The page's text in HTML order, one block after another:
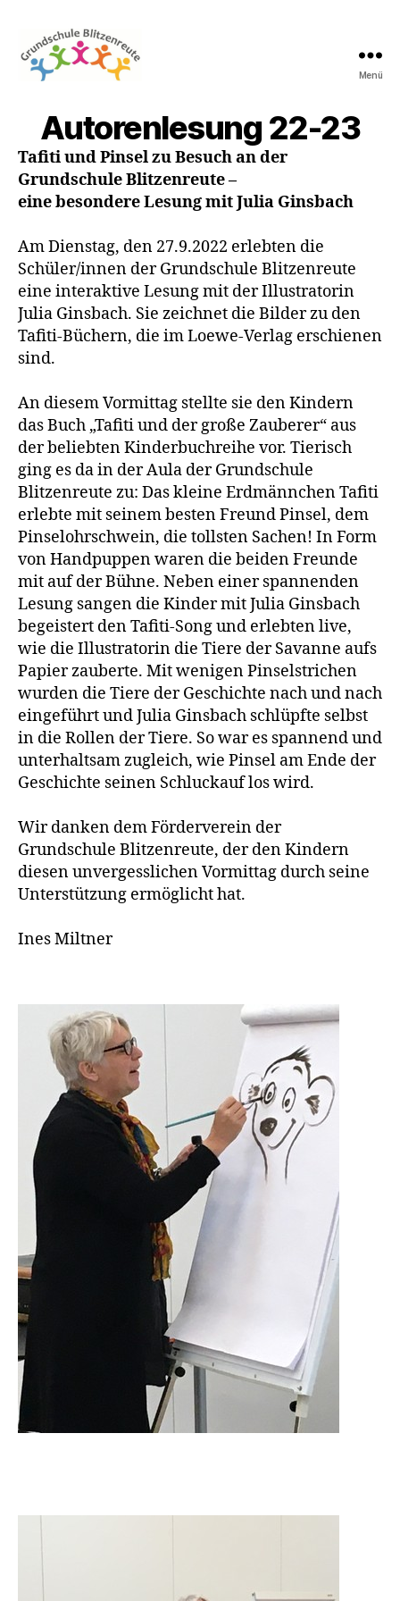
Menü
Autorenlesung 22-23
Tafiti und Pinsel zu Besuch an der
Grundschule Blitzenreute –
eine besondere Lesung mit Julia Ginsbach
Am Dienstag, den 27.9.2022 erlebten die
Schüler/innen der Grundschule Blitzenreute
eine interaktive Lesung mit der Illustratorin
Julia Ginsbach. Sie zeichnet die Bilder zu den
Tafiti-Büchern, die im Loewe-Verlag erschienen
sind.
An diesem Vormittag stellte sie den Kindern
das Buch „Tafiti und der große Zauberer“ aus
der beliebten Kinderbuchreihe vor. Tierisch
ging es da in der Aula der Grundschule
Blitzenreute zu: Das kleine Erdmännchen Tafiti
erlebte mit seinem besten Freund Pinsel, dem
Pinselohrschwein, die tollsten Sachen! In Form
von Handpuppen waren die beiden Freunde
mit auf der Bühne. Neben einer spannenden
Lesung sangen die Kinder mit Julia Ginsbach
begeistert den Tafiti-Song und erlebten live,
wie die Illustratorin die Tiere der Savanne aufs
Papier zauberte. Mit wenigen Pinselstrichen
wurden die Tiere der Geschichte nach und nach
eingeführt und Julia Ginsbach schlüpfte selbst
in die Rollen der Tiere. So war es spannend und
unterhaltsam zugleich, wie Pinsel am Ende der
Geschichte seinen Schluckauf los wird.
Wir danken dem Förderverein der
Grundschule Blitzenreute, der den Kindern
diesen unvergesslichen Vormittag durch seine
Unterstützung ermöglicht hat.
Ines Miltner